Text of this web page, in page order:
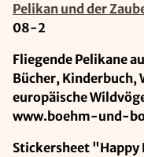
Pelikan und der
08-2
Fliegende Pelikane
Bücher, Kinderbuch,
europäische
www.boehm-und-
Stickersheet "Happy